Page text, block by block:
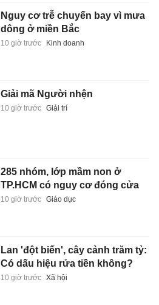
Nguy cơ trễ chuyến bay vì mưa
dông ở miền Bắc
10 giờ trước Kinh doanh
Giải mã Người nhện
10 giờ trước Giải trí
285 nhóm, lớp mầm non ở
TP.HCM có nguy cơ đóng cửa
10 giờ trước Giáo dục
Lan 'đột biến', cây cảnh trăm tỷ:
Có dấu hiệu rửa tiền không?
10 giờ trước Xã hội